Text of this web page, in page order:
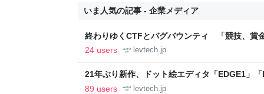
いま人気の記事 - 企業メディア
終わりゆくCTFとバグバウンティ 「競技、賞
ること【フォーカス】 - レバテックLAB
24 users levtech.jp
21年ぶり新作、ドット絵エディタ「EDGE1」
ついて作者に聞く【フォーカス】 - レバテック
89 users levtech.jp